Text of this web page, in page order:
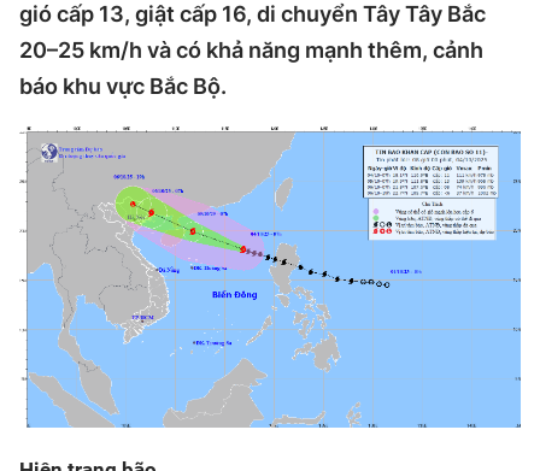
gió cấp 13, giật cấp 16, di chuyển Tây Tây Bắc
20–25 km/h và có khả năng mạnh thêm, cảnh
báo khu vực Bắc Bộ.